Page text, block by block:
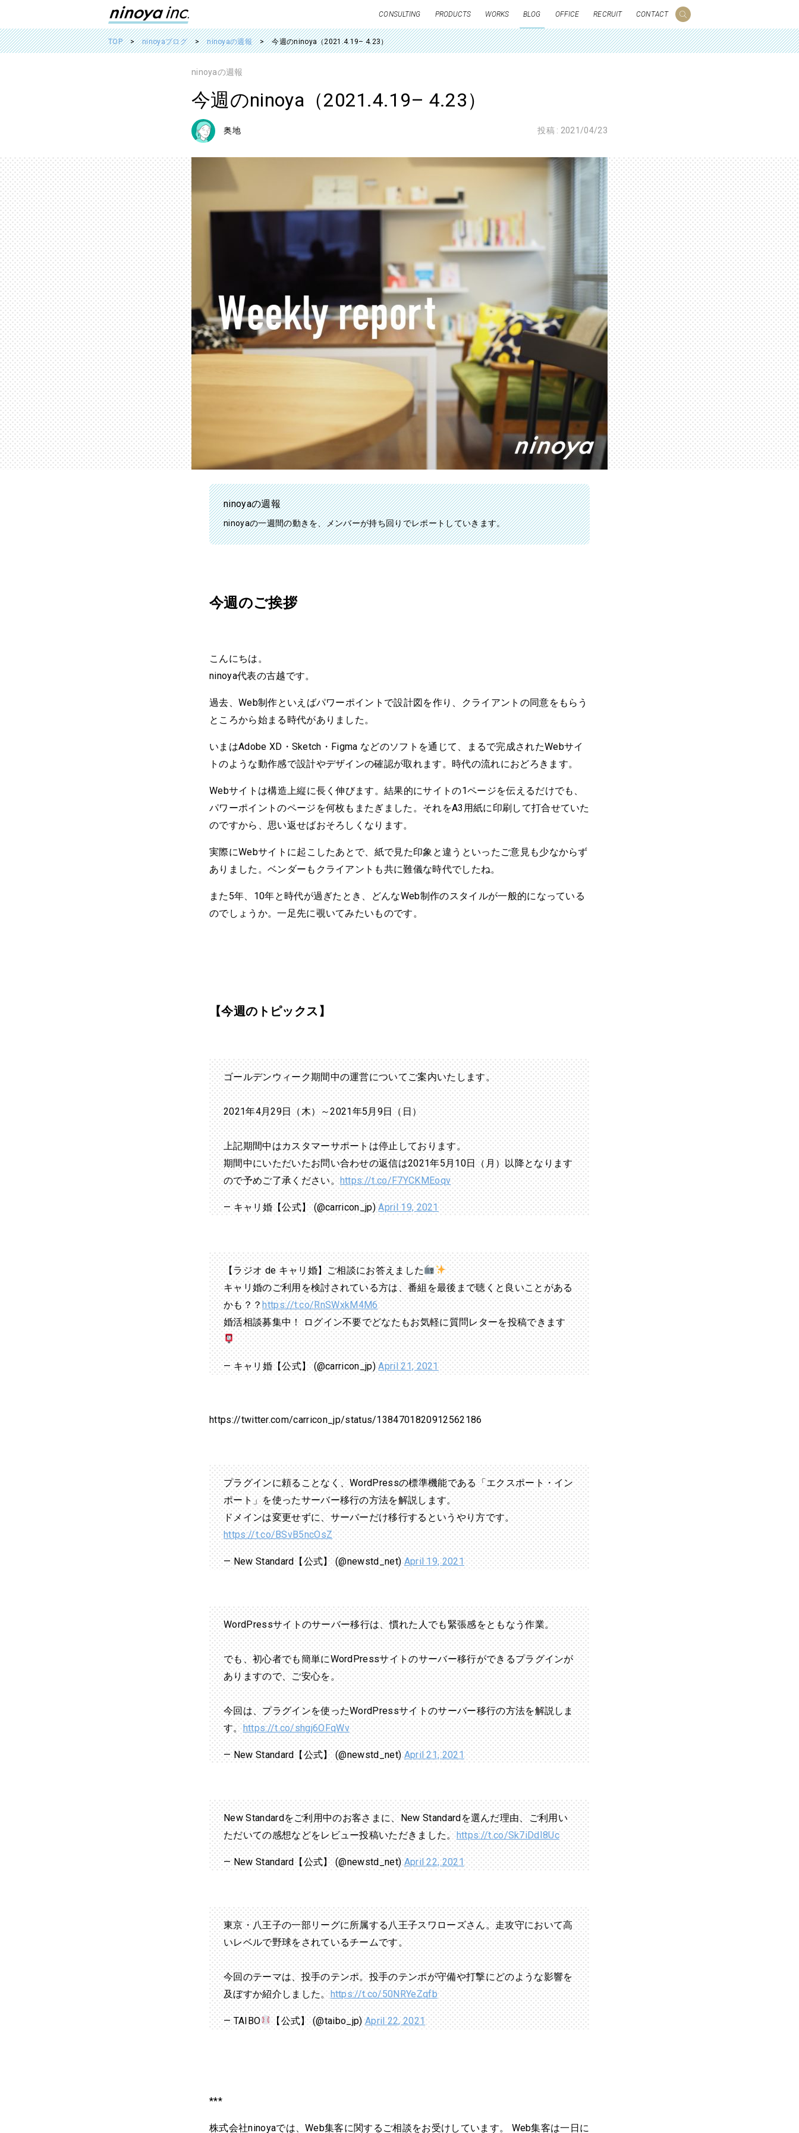
CONSULTING PRODUCTS WORKS BLOG OFFICE RECRUIT CONTACT
TOP ninoyaブログ ninoyaの週報 今週のninoya（2021.4.19– 4.23）
ninoyaの週報
今週のninoya（2021.4.19– 4.23）
奥地 投稿 : 2021/04/23
ninoyaの週報
ninoyaの一週間の動きを、メンバーが持ち回りでレポートしていきます。
今週のご挨拶
こんにちは。
ninoya代表の古越です。
過去、Web制作といえばパワーポイントで設計図を作り、クライアントの同意をもらう
ところから始まる時代がありました。
いまはAdobe XD・Sketch・Figma などのソフトを通じて、まるで完成されたWebサイ
トのような動作感で設計やデザインの確認が取れます。時代の流れにおどろきます。
Webサイトは構造上縦に長く伸びます。結果的にサイトの1ページを伝えるだけでも、
パワーポイントのページを何枚もまたぎました。それをA3用紙に印刷して打合せていた
のですから、思い返せばおそろしくなります。
実際にWebサイトに起こしたあとで、紙で見た印象と違うといったご意見も少なからず
ありました。ベンダーもクライアントも共に難儀な時代でしたね。
また5年、10年と時代が過ぎたとき、どんなWeb制作のスタイルが一般的になっている
のでしょうか。一足先に覗いてみたいものです。
【今週のトピックス】
ゴールデンウィーク期間中の運営についてご案内いたします。
2021年4月29日（木）～2021年5月9日（日）
上記期間中はカスタマーサポートは停止しております。
期間中にいただいたお問い合わせの返信は2021年5月10日（月）以降となります
ので予めご了承ください。https://t.co/F7YCKMEoqv
— キャリ婚【公式】 (@carricon_jp)April 19, 2021
【ラジオ de キャリ婚】ご相談にお答えました
キャリ婚のご利用を検討されている方は、番組を最後まで聴くと良いことがある
かも？？https://t.co/RnSWxkM4M6
婚活相談募集中！ ログイン不要でどなたもお気軽に質問レターを投稿できます
— キャリ婚【公式】 (@carricon_jp)April 21, 2021
https://twitter.com/carricon_jp/status/1384701820912562186
プラグインに頼ることなく、WordPressの標準機能である「エクスポート・イン
ポート」を使ったサーバー移行の方法を解説します。
ドメインは変更せずに、サーバーだけ移行するというやり方です。
https://t.co/BSvB5ncOsZ
— New Standard【公式】 (@newstd_net)April 19, 2021
WordPressサイトのサーバー移行は、慣れた人でも緊張感をともなう作業。
でも、初心者でも簡単にWordPressサイトのサーバー移行ができるプラグインが
ありますので、ご安心を。
今回は、プラグインを使ったWordPressサイトのサーバー移行の方法を解説しま
す。https://t.co/shgj6OFqWv
— New Standard【公式】 (@newstd_net)April 21, 2021
New Standardをご利用中のお客さまに、New Standardを選んだ理由、ご利用い
ただいての感想などをレビュー投稿いただきました。https://t.co/Sk7iDdI8Uc
— New Standard【公式】 (@newstd_net)April 22, 2021
東京・八王子の一部リーグに所属する八王子スワローズさん。走攻守において高
いレベルで野球をされているチームです。
今回のテーマは、投手のテンポ。投手のテンポが守備や打撃にどのような影響を
及ぼすか紹介しました。https://t.co/50NRYeZqfb
— TAIBO 【公式】 (@taibo_jp)April 22, 2021
***
株式会社ninoyaでは、Web集客に関するご相談をお受けしています。 Web集客は一日に